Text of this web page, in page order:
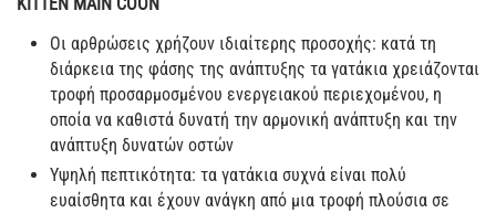
KITTEN MAIN COON
Οι αρθρώσεις χρήζουν ιδιαίτερης προσοχής: κατά τη
διάρκεια της φάσης της ανάπτυξης τα γατάκια χρειάζονται
τροφή προσαρμοσμένου ενεργειακού περιεχομένου, η
οποία να καθιστά δυνατή την αρμονική ανάπτυξη και την
ανάπτυξη δυνατών οστών
Υψηλή πεπτικότητα: τα γατάκια συχνά είναι πολύ
ευαίσθητα και έχουν ανάγκη από μια τροφή πλούσια σε